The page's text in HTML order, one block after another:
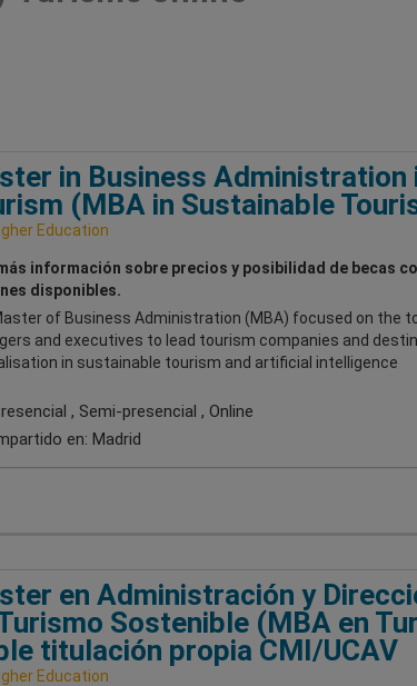
in Business Administration
(MBA in Sustainable
Education
información sobre precios y posibilidad de becas
disponibles.
of Business Administration (MBA) focused on the
and executives to lead tourism companies and
in sustainable tourism and artificial intelligence
, Semi-presencial , Online
en: Madrid
en Administración y
Sostenible (MBA en
titulación propia CMI/UCAV
Education